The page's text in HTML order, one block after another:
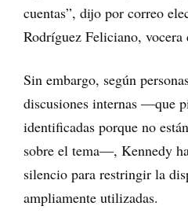
cuentas”, dijo por correo
Rodríguez Feliciano, vocera
Sin embargo, según
discusiones internas —que
identificadas porque no
sobre el tema—, Kennedy
silencio para restringir la
ampliamente utilizadas.